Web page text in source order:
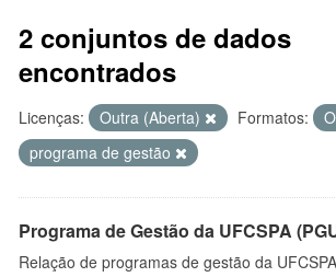
2 conjuntos de dados
encontrados
Licenças: Outra (Aberta) Formatos:
programa de gestão
Programa de Gestão da UFCSPA
Relação de programas de gestão da